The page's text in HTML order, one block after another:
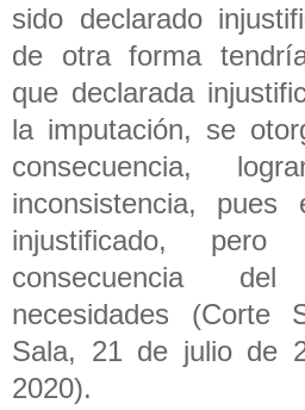
sido declarado
de otra forma
que declarada
la imputación, se
consecuencia,
inconsistencia,
injustificado, pero
consecuencia
necesidades (Corte
Sala, 21 de julio de
2020).